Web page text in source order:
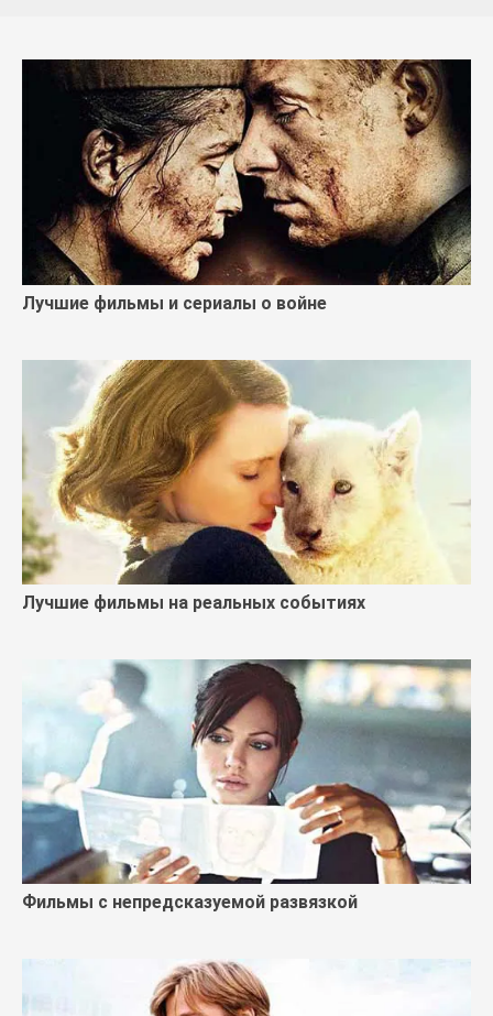
Лучшие фильмы и сериалы о войне
Лучшие фильмы на реальных событиях
Фильмы с непредсказуемой развязкой